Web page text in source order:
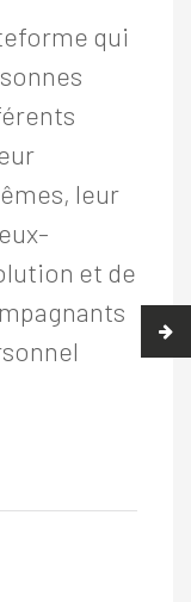
qui
leur
et de